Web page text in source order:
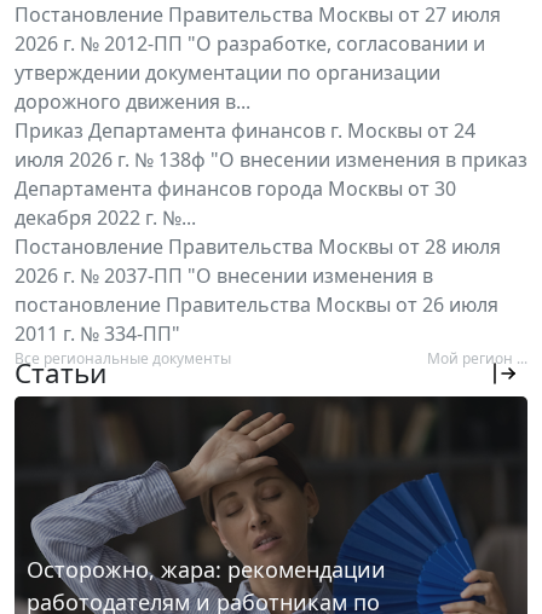
Постановление Правительства Москвы от 27 июля
2026 г. № 2012-ПП "О разработке, согласовании и
утверждении документации по организации
дорожного движения в...
Приказ Департамента финансов г. Москвы от 24
июля 2026 г. № 138ф "О внесении изменения в приказ
Департамента финансов города Москвы от 30
декабря 2022 г. №...
Постановление Правительства Москвы от 28 июля
2026 г. № 2037-ПП "О внесении изменения в
постановление Правительства Москвы от 26 июля
2011 г. № 334-ПП"
Все региональные документы Мой регион ...
Статьи
Осторожно, жара: рекомендации
работодателям и работникам по